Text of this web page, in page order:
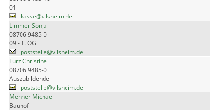
01
kasse@vilsheim.de
Limmer Sonja
08706 9485-0
09 - 1. OG
poststelle@vilsheim.de
Lurz Christine
08706 9485-0
Auszubildende
poststelle@vilsheim.de
Mehner Michael
Bauhof